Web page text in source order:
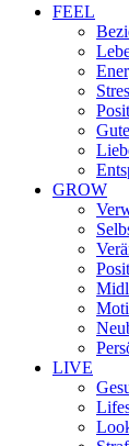
FEEL
GROW
LIVE